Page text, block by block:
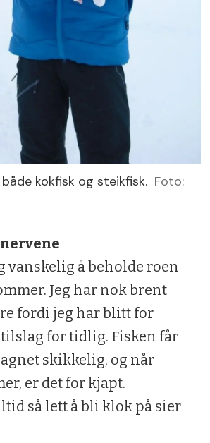
kokfisk og steikfisk. Foto:
vanskelig å beholde roen
Jeg har nok brent
fordi jeg har blitt for
for tidlig. Fisken får
skikkelig, og når
er det for kjapt.
så lett å bli klok på sier